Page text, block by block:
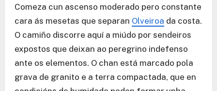
Comeza cun ascenso moderado pero constante
cara ás mesetas que separan Olveiroa da costa.
O camiño discorre aquí a miúdo por sendeiros
expostos que deixan ao peregrino indefenso
ante os elementos. O chan está marcado pola
grava de granito e a terra compactada, que en